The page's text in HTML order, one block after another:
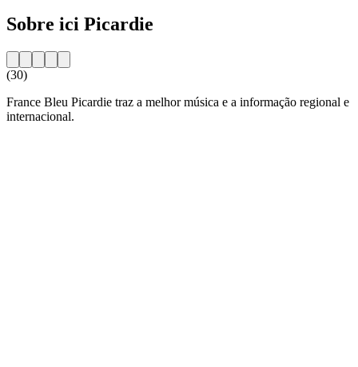
Sobre ici Picardie
(30)
France Bleu Picardie traz a melhor música e a informação regional e
internacional.